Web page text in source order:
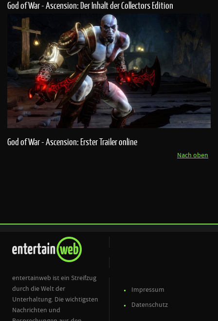
God of War - Ascension: Der Inhalt der Collectors Edition
God of War - Ascension: Erster Trailer online
Nach oben
entertainweb ist ein Streifzug
durch die Welt der
Unterhaltung. Die wichtigsten
Nachrichten und
Impressum
Datenschutz